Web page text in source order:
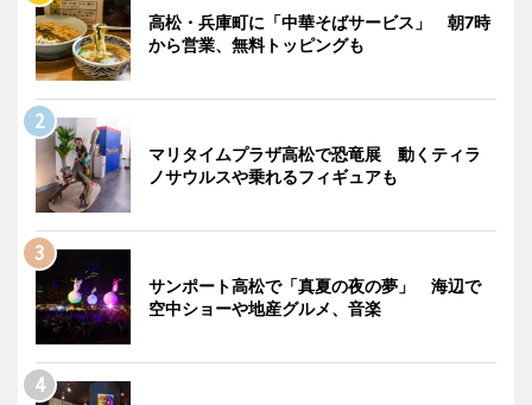
高松・兵庫町に「中華そばサービス」 朝7時
から営業、無料トッピングも
マリタイムプラザ高松で恐竜展 動くティラ
ノサウルスや乗れるフィギュアも
サンポート高松で「真夏の夜の夢」 海辺で
空中ショーや地産グルメ、音楽